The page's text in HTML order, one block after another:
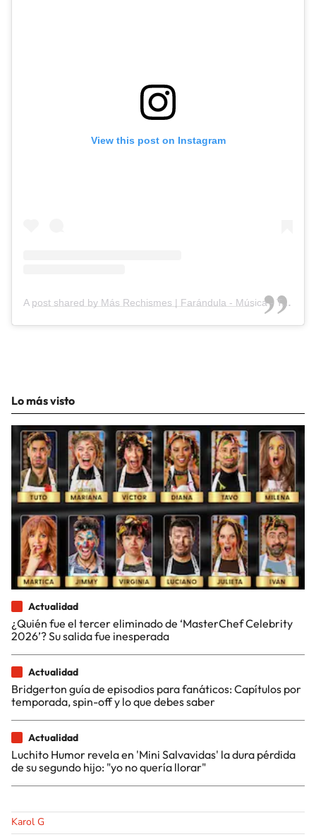
View this post on Instagram
A post shared by Más Rechismes | Farándula - Música - Tendencia (@masrechismes)
Lo más visto
Actualidad
¿Quién fue el tercer eliminado de ‘MasterChef Celebrity
2026’? Su salida fue inesperada
Actualidad
Bridgerton guía de episodios para fanáticos: Capítulos por
temporada, spin-off y lo que debes saber
Actualidad
Luchito Humor revela en 'Mini Salvavidas' la dura pérdida
de su segundo hijo: "yo no quería llorar"
Karol G